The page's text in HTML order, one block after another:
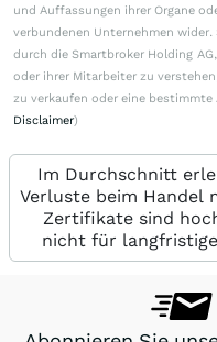
und Auffassungen ihrer Organe
verbundenen Unternehmen
durch die Smartbroker Holding
oder ihrer Mitarbeiter zu
zu verkaufen oder eine bestimmte
Disclaimer)
Im Durchschnitt
Verluste beim
Zertifikate sind
nicht für